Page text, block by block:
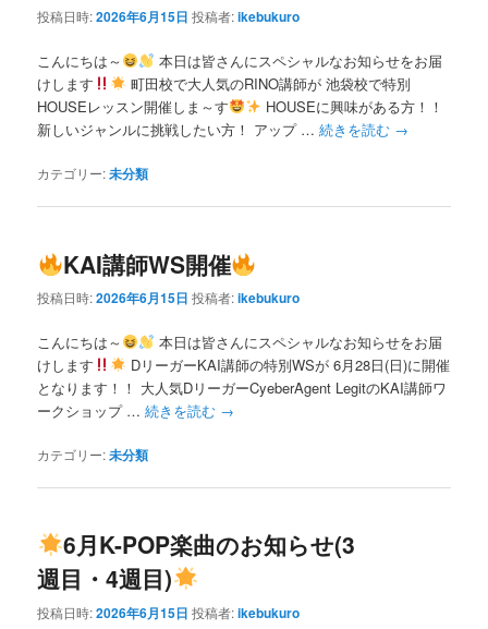
投稿日時:2026年6月15日 投稿者:ikebukuro
こんにちは～
本日は皆さんにスペシャルなお知らせをお届
けします
町田校で大人気のRINO講師が 池袋校で特別
HOUSEレッスン開催しま～す
HOUSEに興味がある方！！
新しいジャンルに挑戦したい方！ アップ …続きを読む →
カテゴリー:未分類
KAI講師WS開催
投稿日時:2026年6月15日 投稿者:ikebukuro
こんにちは～
本日は皆さんにスペシャルなお知らせをお届
けします
DリーガーKAI講師の特別WSが 6月28日(日)に開催
となります！！ 大人気DリーガーCyeberAgent LegitのKAI講師ワ
ークショップ …続きを読む →
カテゴリー:未分類
6月K-POP楽曲のお知らせ(3
週目・4週目)
投稿日時:2026年6月15日 投稿者:ikebukuro